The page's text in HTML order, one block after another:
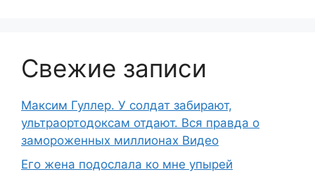
Свежие записи
Максим Гуллер. У солдат забирают,
ультраортодоксам отдают. Вся правда о
замороженных миллионах Видео
Его жена подослала ко мне упырей